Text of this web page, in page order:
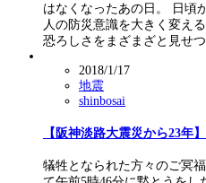
はなくなったあの日。 日頃
人の防災意識を大きく変え
恐ろしさをまざまざと見せ
2018/1/17
地震
shinbosai
【阪神淡路大震災から23年
犠牲となられた方々のご冥